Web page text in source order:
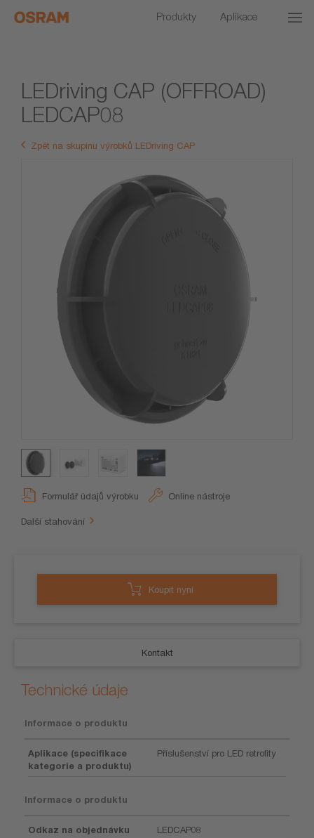
Produkty Aplikace
LEDriving CAP (OFFROAD)
LEDCAP08
Zpět na skupinu výrobků LEDriving CAP
Formulář údajů výrobku Online nástroje
Další stahování
Koupit nyní
Kontakt
Technické údaje
Informace o produktu
Aplikace (specifikace
kategorie a produktu)
Příslušenství pro LED retrofity
Informace o produktu
Odkaz na objednávku LEDCAP08